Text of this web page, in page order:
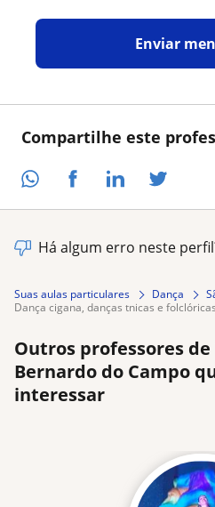
Compartilhe este
Enviar
Há algum erro neste
Suas aulas particulares Dança
dança cigana, danças tnicas e
Outros professores de
Bernardo do Campo
interessar